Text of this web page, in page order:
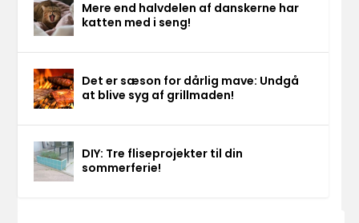
Mere end halvdelen af danskerne har
katten med i seng!
Det er sæson for dårlig mave: Undgå
at blive syg af grillmaden!
DIY: Tre fliseprojekter til din
sommerferie!